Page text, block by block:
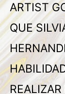
ARTIST
QUE